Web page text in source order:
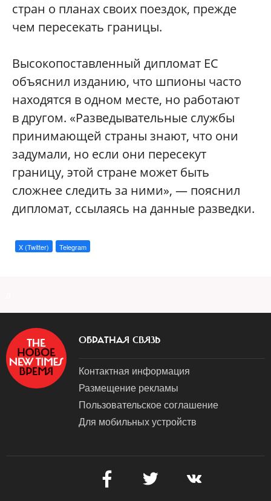
стран о планах своих поездок, прежде
чем пересекать границы.
Высокопоставленный дипломат ЕС
объяснил изданию, что шпионы часто
находятся в одном месте, но работают
в другом. «Разведывательные службы
принимающей страны знают, что они
задумали, но если они пересекут
границу, этой стране может быть
сложнее следить за ними», — пояснил
дипломат, ссылаясь на данные разведки.
X (Twitter) Telegram
ОБРАТНАЯ СВЯЗЬ
Контактная информация
Размещение рекламы
Пользовательское соглашение
Для мобильных устройств